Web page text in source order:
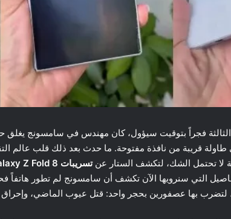
فجراً بتوقيت سيؤول، كان مهندس في سامسونج يغلق
لا تحتمل الشك، لتكشف الستار عنتسريبات Galaxy Z Fold 8
التي سنرويها الآن تكشف أن سامسونج لم تطور هاتفاً
بها عصفورين بحجر واحد: قتل عيوب الماضي، وإحراق